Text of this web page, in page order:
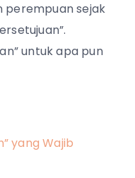
perempuan sejak
untuk apa pun
yang Wajib